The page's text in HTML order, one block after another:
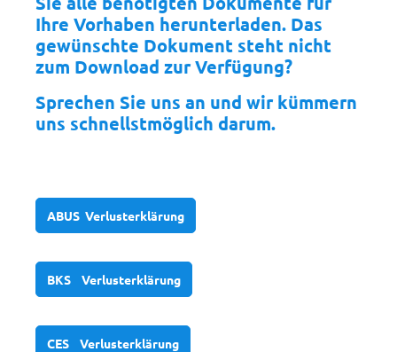
Ihre Vorhaben herunterladen. Das
gewünschte Dokument steht nicht
zum Download zur Verfügung?
Sprechen Sie uns an und wir kümmern
uns schnellstmöglich darum.
ABUS Verlusterklärung
BKS Verlusterklärung
CES Verlusterklärung